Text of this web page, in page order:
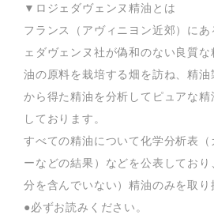
▼ロジェダヴェンヌ精油とは
フランス（アヴィニヨン近郊）に
ェダヴェンヌ社が偽和のない良質
油の原料を栽培する畑を訪ね、精油
から得た精油を分析してピュアな
しております。
すべての精油について化学分析表（
ーなどの結果）などを公表してお
分を含んでいない）精油のみを取り
●必ずお読みください。